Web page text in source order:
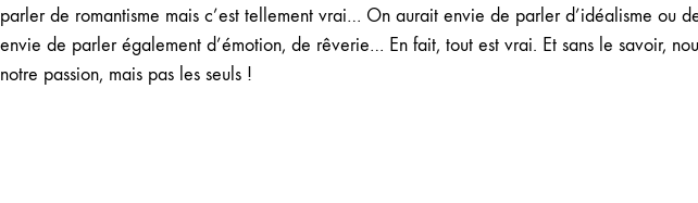
parler de romantisme mais c’est tellement vrai… On aurait envie de parler d’idéalisme ou
envie de parler également d’émotion, de rêverie… En fait, tout est vrai. Et sans le savoir,
notre passion, mais pas les seuls !